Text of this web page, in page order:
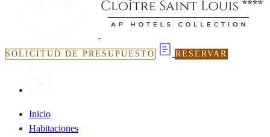
SOLICITUD DE PRESUPUESTO RESERVAR
Inicio
Habitaciones